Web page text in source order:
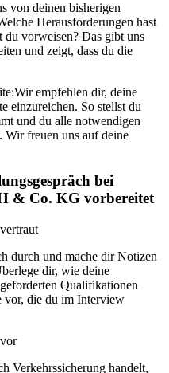
von deinen bisherigen
Herausforderungen hast
du vorweisen? Das gibt uns
und zeigt, dass du die
Wir empfehlen dir, deine
einzureichen. So stellst du
und du alle notwendigen
Wir freuen uns auf deine
bei
& Co. KG vorbereitet
durch und mache dir Notizen
dir, wie deine
Qualifikationen
vor, die du im Interview
Verkehrssicherung handelt,